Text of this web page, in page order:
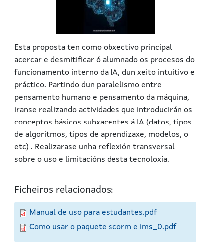
Esta proposta ten como obxectivo principal
acercar e desmitificar ó alumnado os procesos do
funcionamento interno da IA, dun xeito intuitivo e
práctico. Partindo dun paralelismo entre
pensamento humano e pensamento da máquina,
iranse realizando actividades que introducirán os
conceptos básicos subxacentes á IA (datos, tipos
de algoritmos, tipos de aprendizaxe, modelos, o
etc) . Realizarase unha reflexión transversal
sobre o uso e limitacións desta tecnoloxía.
Ficheiros relacionados:
Manual de uso para estudantes.pdf
Como usar o paquete scorm e ims_0.pdf